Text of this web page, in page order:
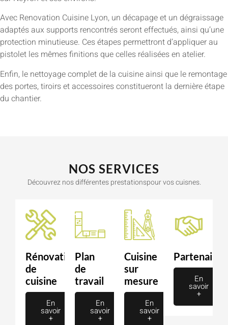
Avec Renovation Cuisine Lyon, un décapage et un dégraissage
adaptés aux supports rencontrés seront effectués, ainsi qu’une
protection minutieuse. Ces étapes permettront d’appliquer au
pistolet les mêmes finitions que celles réalisées en atelier.
Enfin, le nettoyage complet de la cuisine ainsi que le remontage
des portes, tiroirs et accessoires constitueront la dernière étape
du chantier.
NOS SERVICES
Découvrez nos différentes prestationspour vos cuisnes.
Rénovation
de
cuisine
En
savoir
+
Plan
de
travail
En
savoir
+
Cuisine
sur
mesure
En
savoir
+
Partenaire
En
savoir
+